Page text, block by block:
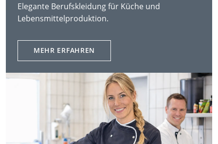
Elegante Berufskleidung für Küche und
Lebensmittelproduktion.
MEHR ERFAHREN